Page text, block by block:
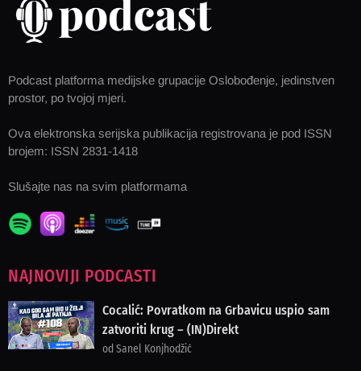
Podcast platforma medijske grupacije Oslobođenje, jedinstven
prostor, po tvojoj mjeri.
Ova elektronska serijska publikacija registrovana je pod ISSN
brojem: ISSN 2831-1418
Slušajte nas na svim platformama
NAJNOVIJI PODCASTI
Cocalić: Povratkom na Grbavicu uspio sam
zatvoriti krug – (IN)Direkt
od Sanel Konjhodžić